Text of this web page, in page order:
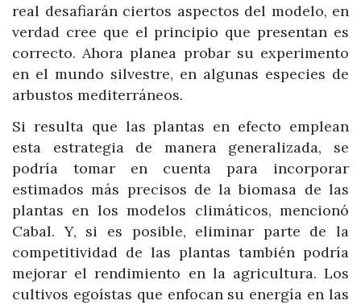
real desafiarán ciertos aspectos del modelo, en
verdad cree que el principio que presentan es
correcto. Ahora planea probar su experimento
en el mundo silvestre, en algunas especies de
arbustos mediterráneos.
Si resulta que las plantas en efecto emplean
esta estrategia de manera generalizada, se
podría tomar en cuenta para incorporar
estimados más precisos de la biomasa de las
plantas en los modelos climáticos, mencionó
Cabal. Y, si es posible, eliminar parte de la
competitividad de las plantas también podría
mejorar el rendimiento en la agricultura. Los
cultivos egoístas que enfocan su energía en las